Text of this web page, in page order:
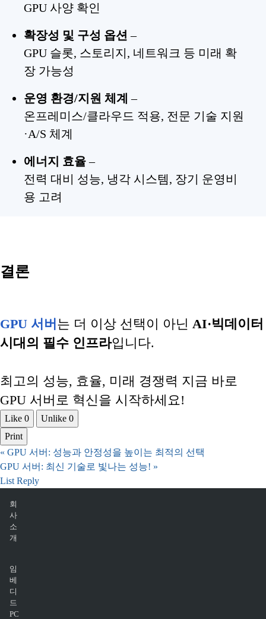
GPU 사양 확인
확장성 및 구성 옵션 –
GPU 슬롯, 스토리지, 네트워크 등 미래 확
장 가능성
운영 환경/지원 체계 –
온프레미스/클라우드 적용, 전문 기술 지원
·A/S 체계
에너지 효율–
전력 대비 성능, 냉각 시스템, 장기 운영비
용 고려
결론
GPU 서버 는 더 이상 선택이 아닌 AI·빅데이터
시대의 필수 인프라입니다.
최고의 성능, 효율, 미래 경쟁력 지금 바로
GPU 서버로 혁신을 시작하세요!
Like 0 Unlike 0
Print
« GPU 서버: 성능과 안정성을 높이는 최적의 선택
GPU 서버: 최신 기술로 빛나는 성능! »
List Reply
회
사
소
개
임
베
디
드
PC